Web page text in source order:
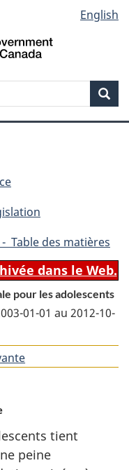
English
- Table des matières
dans le Web.
pour les adolescents
01-01 au 2012-10-
tient
peine